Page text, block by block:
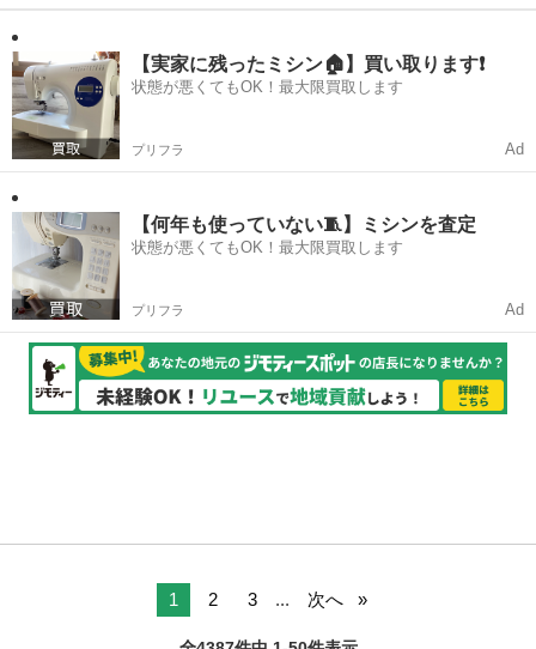
介護経験がある方、資格を取って努力してきたあなたへ。 長年の経験
を活かし、無理をしないで働ける環境を選びませんか？ 「フィッツリ
ハ一之江」は、...
【実家に残ったミシン🏠】買い取ります❗️
状態が悪くてもOK！最大限買取します
プリフラ Ad
【何年も使っていない🧵】ミシンを査定
状態が悪くてもOK！最大限買取します
プリフラ Ad
1 2 3 ... 次へ